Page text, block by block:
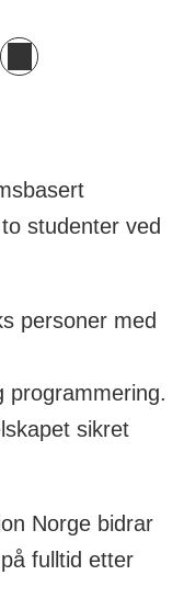
studenter ved
personer med
programmering.
sikret
Norge bidrar
fulltid etter